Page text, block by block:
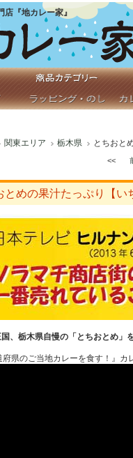
『地カレー家』
関東エリア 栃木県 とちおと
<<
とめの果汁たっぷり【
、栃木県自慢の「とちおとめ」
府県のご当地カレーを食す！』